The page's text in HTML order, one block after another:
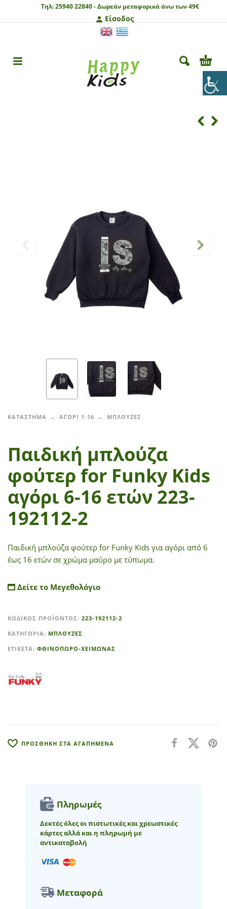
Τηλ:25940 22840 -Δωρεάν μεταφορικά άνω των 49€
Είσοδος
ΚΑΤΑΣΤΗΜΑ ΑΓΟΡΙ 1-16 ΜΠΛΟΥΖΕΣ
Παιδική μπλούζα
φούτερ for Funky Kids
αγόρι 6-16 ετών 223-
192112-2
Παιδική μπλούζα φούτερ for Funky Kids για αγόρι από 6
έως 16 ετών σε χρώμα μαύρο με τύπωμα.
Δείτε το Μεγεθολόγιο
l
t
e
a
:
ΚΩΔΙΚΌΣ ΠΡΟΪΌΝΤΟΣ: 223-192112-2
ΚΑΤΗΓΟΡΊΑ: ΜΠΛΟΥΖΕΣ
ΕΤΙΚΈΤΑ: ΦΘΙΝΟΠΩΡΟ-ΧΕΙΜΩΝΑΣ
ΠΡΟΣΘΗΚΗ ΣΤΑ ΑΓΑΠΗΜΕΝΑ
Πληρωμές
Δεκτές όλες οι πιστωτικές και χρεωστικές
κάρτες αλλά και η πληρωμή με
αντικαταβολή
Μεταφορά